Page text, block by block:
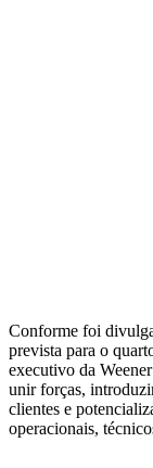
Conforme foi
prevista para o
executivo da
unir forças,
clientes e
operacionais,